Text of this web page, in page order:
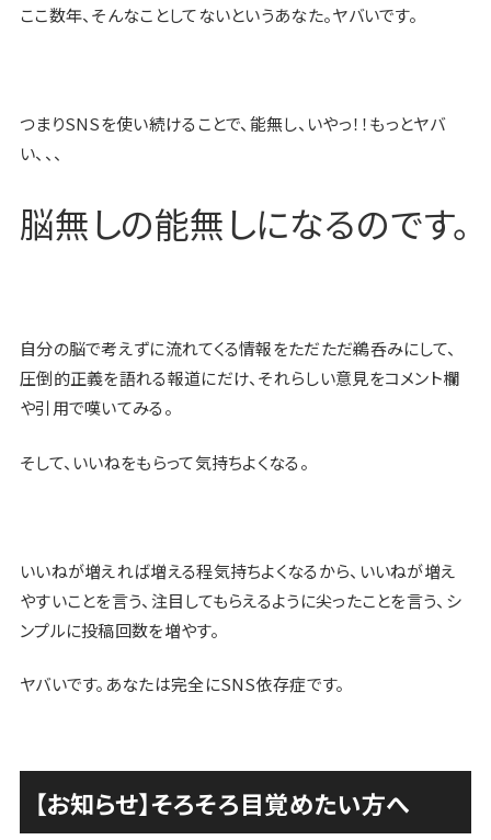
ここ数年、そんなことしてないというあなた。ヤバいです。
つまりSNSを使い続けることで、能無し、いやっ！！もっとヤバ
い、、、
脳無しの能無しになるのです。
自分の脳で考えずに流れてくる情報をただただ鵜呑みにして、
圧倒的正義を語れる報道にだけ、それらしい意見をコメント欄
や引用で嘆いてみる。
そして、いいねをもらって気持ちよくなる。
いいねが増えれば増える程気持ちよくなるから、いいねが増え
やすいことを言う、注目してもらえるように尖ったことを言う、シ
ンプルに投稿回数を増やす。
ヤバいです。あなたは完全にSNS依存症です。
【お知らせ】そろそろ目覚めたい方へ